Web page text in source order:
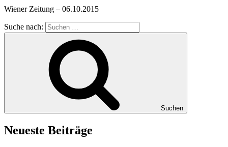
Wiener Zeitung – 06.10.2015
Suche nach:
Suchen
Neueste Beiträge